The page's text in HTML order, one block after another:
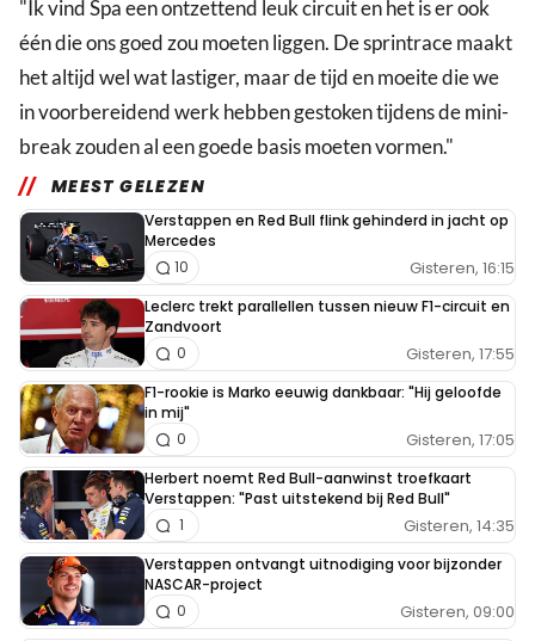
"Ik vind Spa een ontzettend leuk circuit en het is er ook
één die ons goed zou moeten liggen. De sprintrace maakt
het altijd wel wat lastiger, maar de tijd en moeite die we
in voorbereidend werk hebben gestoken tijdens de mini-
break zouden al een goede basis moeten vormen."
MEEST GELEZEN
Verstappen en Red Bull flink gehinderd in jacht op
Mercedes
Gisteren, 16:15
10
Leclerc trekt parallellen tussen nieuw F1-circuit en
Zandvoort
Gisteren, 17:55
0
F1-rookie is Marko eeuwig dankbaar: "Hij geloofde
in mij"
Gisteren, 17:05
0
Herbert noemt Red Bull-aanwinst troefkaart
Verstappen: "Past uitstekend bij Red Bull"
Gisteren, 14:35
1
Verstappen ontvangt uitnodiging voor bijzonder
NASCAR-project
Gisteren, 09:00
0